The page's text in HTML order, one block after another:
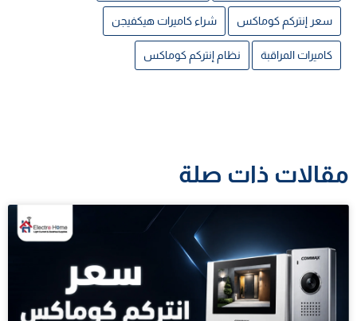
سعر إنتركم كوماكس شراء كاميرات هيكفيجن
كاميرات المراقبة نظام إنتركم كوماكس
مقالات ذات صلة